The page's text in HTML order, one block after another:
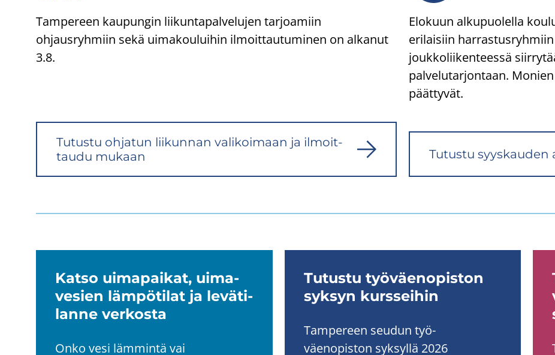
Tampereen kaupungin liikuntapalvelujen tarjoamiin
ohjausryhmiin sekä uimakouluihin ilmoittautuminen on alkanut
3.8.
Tu­tus­tu oh­ja­tun lii­kun­nan va­li­koi­maan ja il­moit­
tau­du mu­kaan
Elokuun alkupuolella
erilaisiin
joukkoliikenteessä
palvelutarjontaan.
päättyvät.
Tu­tus­tu syys­kau­den
Katso ui­ma­pai­kat, ui­ma­
ve­sien läm­pö­ti­lat ja le­vä­ti­
lan­ne ver­kos­ta
Onko vesi läm­min­tä vai
Tu­tus­tu työ­väen­opis­ton
syk­syn kurs­sei­hin
Tam­pe­reen seu­dun työ­
väen­opis­ton syk­syl­lä 2026